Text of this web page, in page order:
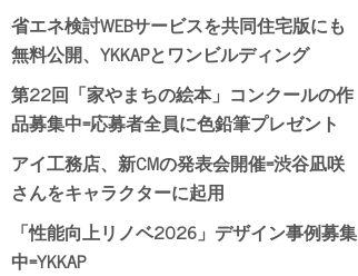
省エネ検討WEBサービスを共同住宅版にも
無料公開、YKKAPとワンビルディング
第22回「家やまちの絵本」コンクールの作
品募集中=応募者全員に色鉛筆プレゼント
アイ工務店、新CMの発表会開催=渋谷凪咲
さんをキャラクターに起用
「性能向上リノベ2026」デザイン事例募集
中=YKKAP